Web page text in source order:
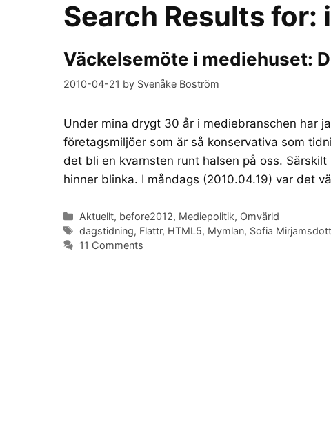
Search Results for:
Väckelsemöte i mediehuset:
2010-04-21 by Svenåke Boström
Under mina drygt 30 år i mediebranschen har
företagsmiljöer som är så konservativa som
det bli en kvarnsten runt halsen på oss.
hinner blinka. I måndags (2010.04.19) var det
Categories
Aktuellt, before2012, Mediepolitik, Omvärld
Tags
dagstidning, Flattr, HTML5, Mymlan, Sofia
11 Comments